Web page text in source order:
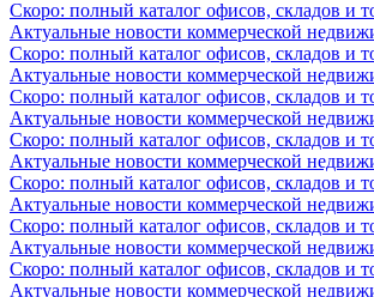
Скоро: полный каталог офисов, складов и
Актуальные новости коммерческой
Скоро: полный каталог офисов, складов и
Актуальные новости коммерческой
Скоро: полный каталог офисов, складов и
Актуальные новости коммерческой
Скоро: полный каталог офисов, складов и
Актуальные новости коммерческой
Скоро: полный каталог офисов, складов и
Актуальные новости коммерческой
Скоро: полный каталог офисов, складов и
Актуальные новости коммерческой
Скоро: полный каталог офисов, складов и
Актуальные новости коммерческой